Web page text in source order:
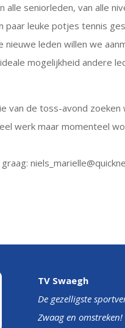
alle seniorleden, van alle
paar leuke potjes tennis
nieuwe leden willen we
mogelijkheid andere
van de toss-avond
werk maar momenteel
TV Swaegh
De gezelligste
Zwaag en omstreken!